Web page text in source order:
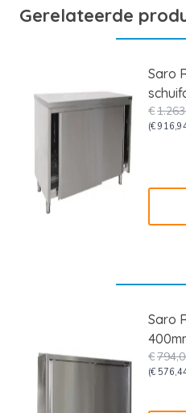
Gerelateerde
Saro
€
(€
Saro
€
(€